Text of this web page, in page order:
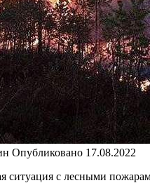
Опубликовано 17.08.2022
ситуация с лесными